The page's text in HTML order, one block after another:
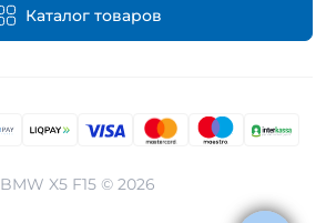
Каталог товаров
BMW X5 F15 © 2026